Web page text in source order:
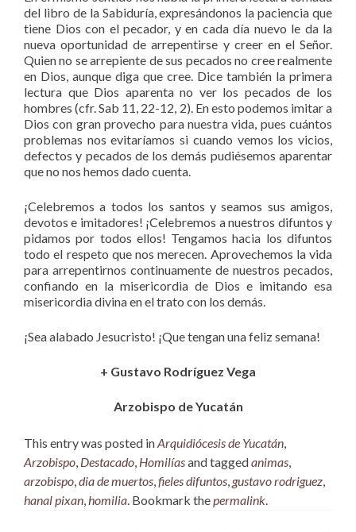
del libro de la Sabiduría, expresándonos la paciencia que
tiene Dios con el pecador, y en cada día nuevo le da la
nueva oportunidad de arrepentirse y creer en el Señor.
Quien no se arrepiente de sus pecados no cree realmente
en Dios, aunque diga que cree. Dice también la primera
lectura que Dios aparenta no ver los pecados de los
hombres (cfr. Sab 11, 22-12, 2). En esto podemos imitar a
Dios con gran provecho para nuestra vida, pues cuántos
problemas nos evitaríamos si cuando vemos los vicios,
defectos y pecados de los demás pudiésemos aparentar
que no nos hemos dado cuenta.
¡Celebremos a todos los santos y seamos sus amigos,
devotos e imitadores! ¡Celebremos a nuestros difuntos y
pidamos por todos ellos! Tengamos hacia los difuntos
todo el respeto que nos merecen. Aprovechemos la vida
para arrepentirnos continuamente de nuestros pecados,
confiando en la misericordia de Dios e imitando esa
misericordia divina en el trato con los demás.
¡Sea alabado Jesucristo! ¡Que tengan una feliz semana!
+ Gustavo Rodríguez Vega
Arzobispo de Yucatán
This entry was posted inArquidiócesis de Yucatán,
Arzobispo, Destacado, Homilíasand taggedanimas,
arzobispo,dia de muertos,fieles difuntos, gustavo rodriguez,
hanal pixan,homilia. Bookmark thepermalink.